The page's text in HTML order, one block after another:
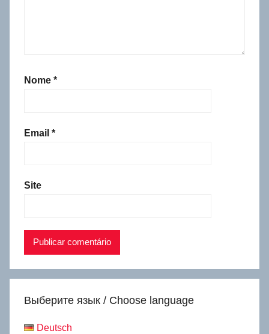
Nome *
Email *
Site
Выберите язык / Choose language
Deutsch